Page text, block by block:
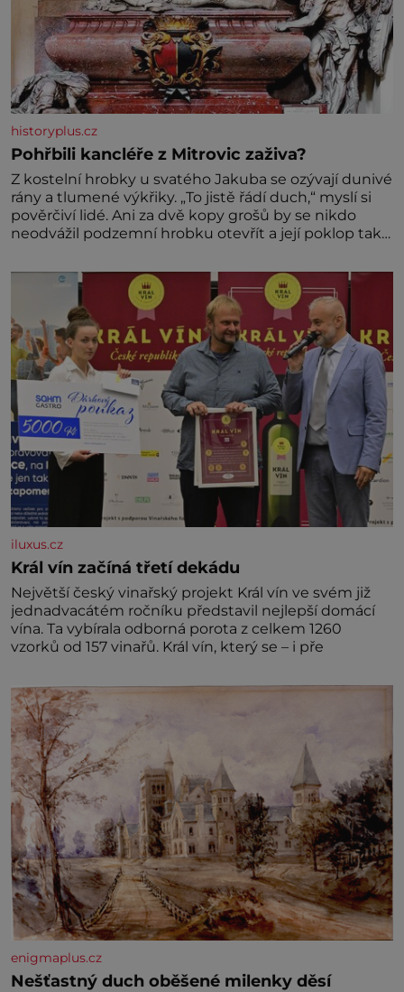
historyplus.cz
Pohřbili kancléře z Mitrovic zaživa?
Z kostelní hrobky u svatého Jakuba se ozývají dunivé
rány a tlumené výkřiky. „To jistě řádí duch,“ myslí si
pověrčiví lidé. Ani za dvě kopy grošů by se nikdo
neodvážil podzemní hrobku otevřít a její poklop tak
divné burácení skutečně ustane. Když o mnoho let
později hrobku
iluxus.cz
Král vín začíná třetí dekádu
Největší český vinařský projekt Král vín ve svém již
jednadvacátém ročníku představil nejlepší domácí
vína. Ta vybírala odborná porota z celkem 1260
vzorků od 157 vinařů. Král vín, který se – i pře
enigmaplus.cz
Nešťastný duch oběšené milenky děsí